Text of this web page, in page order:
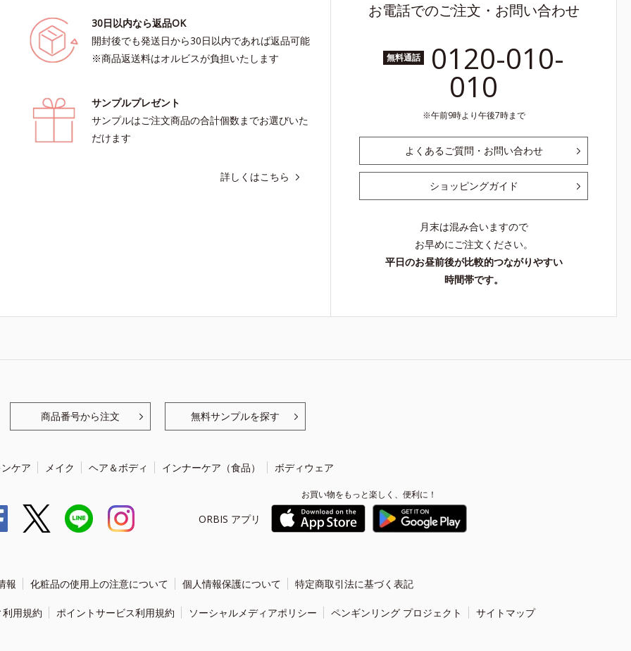
30日以内なら返品OK
開封後でも発送日から30日以内であれば返品可能
※商品返送料はオルビスが負担いたします
サンプルプレゼント
サンプルはご注文商品の合計個数までお選びいた
だけます
詳しくはこちら
お電話でのご注文・お問い合わせ
無料通話 0120-010-
010
午前9時より午後7時まで
よくあるご質問・お問い合わせ
ショッピングガイド
月末は混み合いますので
お早めにご注文ください。
平日のお昼前後が比較的つながりやすい
時間帯です。
商品番号から注文 無料サンプルを探す
ケア メイク ヘア＆ボディ インナーケア（食品） ボディウェア
ORBIS アプリ
お買い物をもっと楽しく、便利に！
報 化粧品の使用上の注意について 個人情報保護について 特定商取引法に基づく表記
用規約 ポイントサービス利用規約 ソーシャルメディアポリシー ペンギンリング プロジェクト サイトマップ